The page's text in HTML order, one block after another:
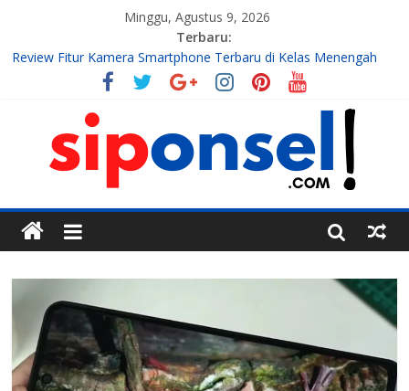
Minggu, Agustus 9, 2026
Terbaru:
Review Fitur Kamera Smartphone Terbaru di Kelas Menengah
10 Aplikasi AI Gratis Terbaik untuk Membuat Konten Instagram
7 Handphone Termahal
Teknologi Gadget, Handphone, dan Aplikasi Terbaru
Tren Teknologi Mobile yang Sedang Berkembang di Tahun Ini